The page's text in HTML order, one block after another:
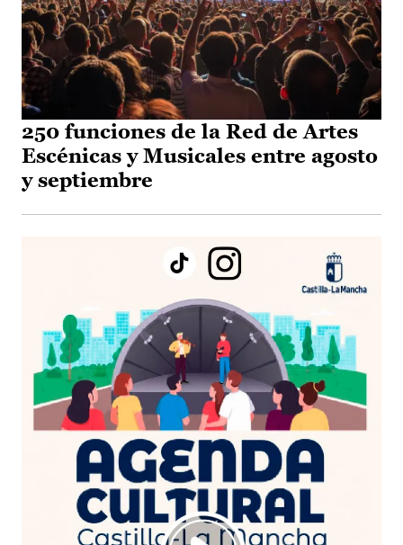
250 funciones de la Red de Artes
Escénicas y Musicales entre agosto
y septiembre